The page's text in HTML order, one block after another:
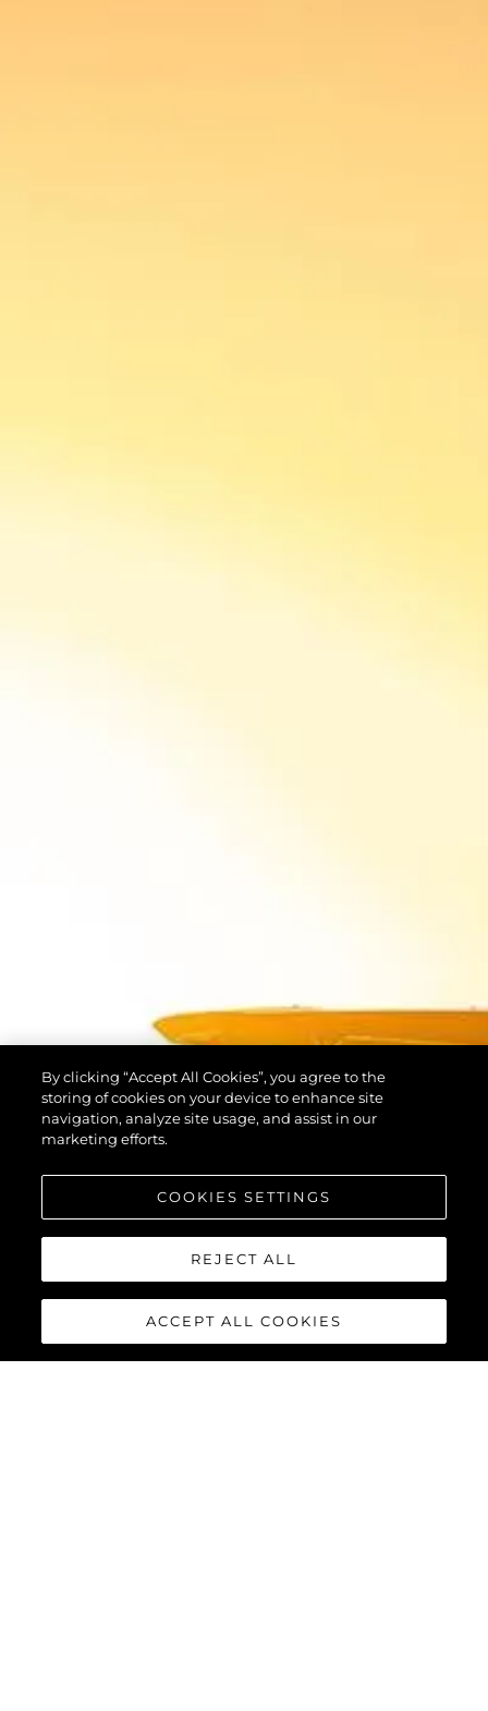
By clicking “Accept All Cookies”, you agree to the
storing of cookies on your device to enhance site
navigation, analyze site usage, and assist in our
marketing efforts.
COOKIES SETTINGS
REJECT ALL
ACCEPT ALL COOKIES